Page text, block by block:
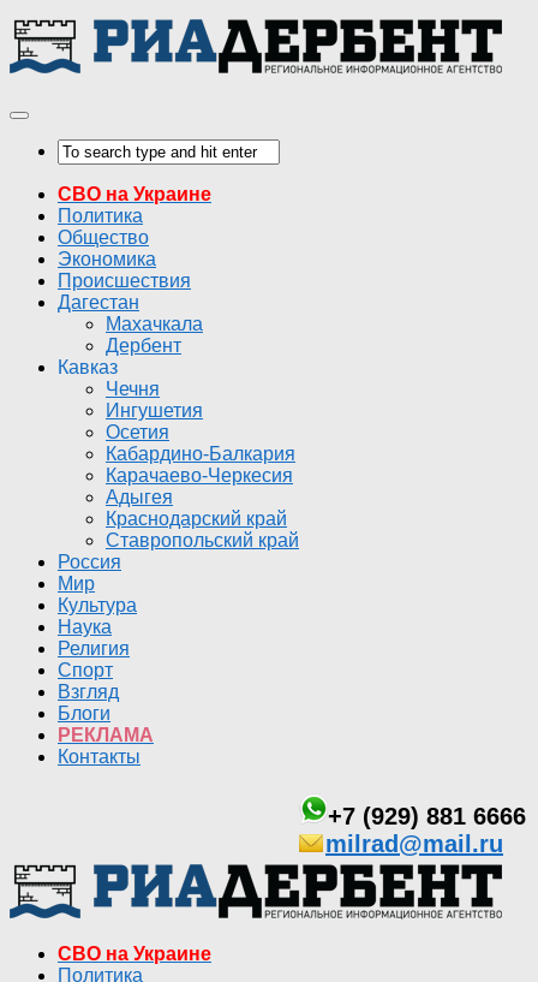
СВО на Украине
Политика
Общество
Экономика
Происшествия
Дагестан
Махачкала
Дербент
Кавказ
Чечня
Ингушетия
Осетия
Кабардино-Балкария
Карачаево-Черкесия
Адыгея
Краснодарский край
Ставропольский край
Россия
Мир
Культура
Наука
Религия
Спорт
Взгляд
Блоги
РЕКЛАМА
Контакты
+7 (929) 881 6666
milrad@mail.ru
СВО на Украине
Политика